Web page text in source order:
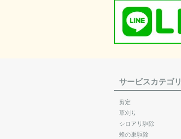
サービスカテゴリ
剪定
草刈り
シロアリ駆除
蜂の巣駆除